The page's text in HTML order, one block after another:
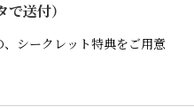
送付）
シークレット特典をご用意